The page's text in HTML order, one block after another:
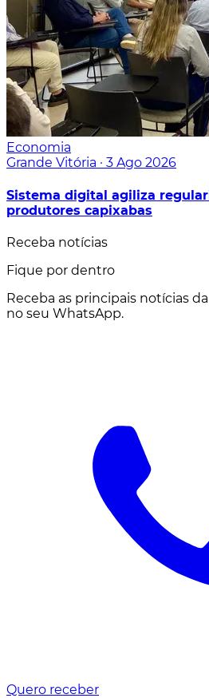
Economia
Grande Vitória · 3 Ago 2026
Sistema digital agiliza
produtores capixabas
Receba notícias
Fique por dentro
Receba as principais notícias
no seu WhatsApp.
Quero receber